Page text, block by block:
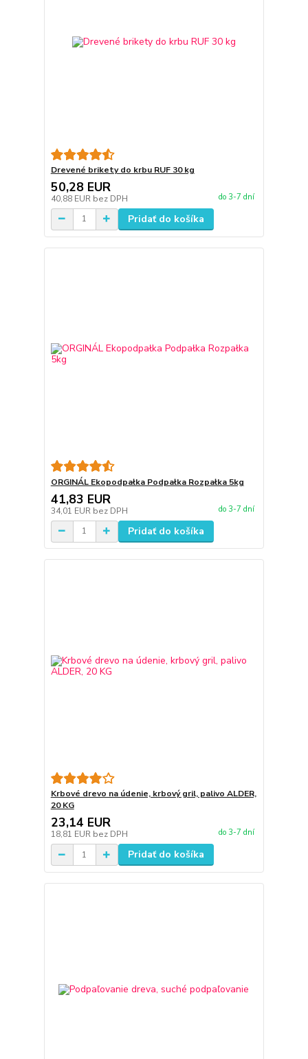
Drevené brikety do krbu RUF 30 kg
50,28 EUR
40,88 EUR bez DPH do 3-7 dní
Pridať do košíka
ORGINÁL Ekopodpałka Podpałka Rozpałka 5kg
41,83 EUR
34,01 EUR bez DPH do 3-7 dní
Pridať do košíka
Krbové drevo na údenie, krbový gril, palivo ALDER,
20 KG
23,14 EUR
18,81 EUR bez DPH do 3-7 dní
Pridať do košíka